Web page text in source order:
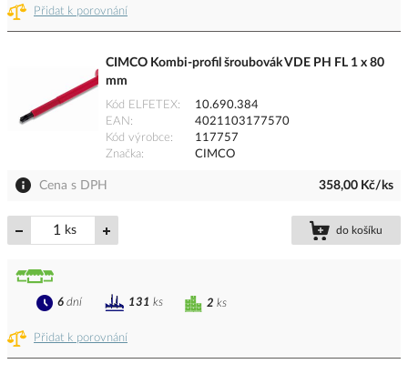
Přidat k porovnání
CIMCO Kombi-profil šroubovák VDE PH FL 1 x 80
mm
Kód ELFETEX
10.690.384
EAN
4021103177570
Kód výrobce
117757
Značka
CIMCO
Cena s DPH 358,00 Kč/ks
ks do košíku
Přidat k porovnání
2 ks
6 dní 131 ks